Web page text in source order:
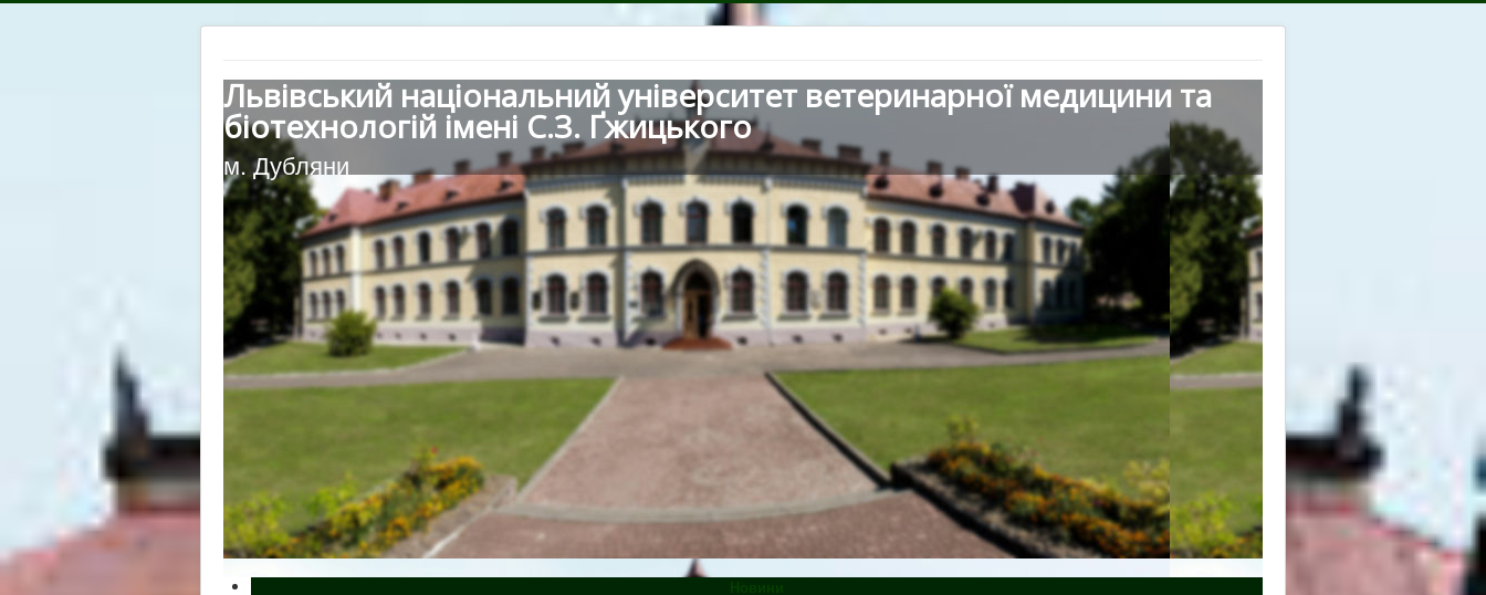
Львівський національний університет ветеринарної медицини та
біотехнологій імені С.З. Ґжицького
м. Дубляни